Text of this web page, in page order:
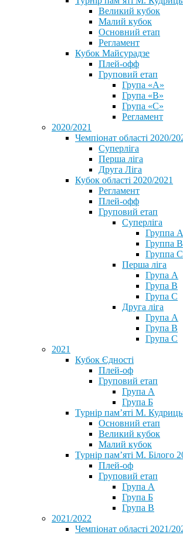
Великий кубок
Малий кубок
Основний етап
Регламент
Кубок Майсурадзе
Плей-офф
Груповий етап
Група «А»
Група «B»
Група «C»
Регламент
2020/2021
Чемпіонат області 2020/
Суперліга
Перша ліга
Друга Ліга
Кубок області 2020/2021
Регламент
Плей-офф
Груповий етап
Суперліга
Группа A
Группа B
Группа C
Перша ліга
Група A
Група B
Група C
Друга ліга
Група A
Група B
Група C
2021
Кубок Єдності
Плей-оф
Груповий етап
Група А
Група Б
Турнір пам’яті М.
Основний етап
Великий кубок
Малий кубок
Турнір пам’яті М. Білого
Плей-оф
Груповий етап
Група А
Група Б
Група В
2021/2022
Чемпіонат області 2021/